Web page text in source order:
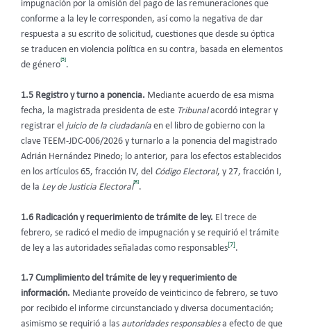
impugnación por la omisión del pago de las remuneraciones que
conforme a la ley le corresponden, así como la negativa de dar
respuesta a su escrito de solicitud, cuestiones que desde su óptica
se traducen en violencia política en su contra, basada en elementos
de género
[5]
.
1.5 Registro y turno a ponencia. Mediante acuerdo de esa misma
fecha, la magistrada presidenta de este Tribunalacordó integrar y
registrar el juicio de la ciudadanía en el libro de gobierno con la
clave TEEM-JDC-006/2026 y turnarlo a la ponencia del magistrado
Adrián Hernández Pinedo; lo anterior, para los efectos establecidos
en los artículos 65, fracción IV, del Código Electoral, y 27, fracción I,
de la Ley de Justicia Electoral
[6]
.
1.6 Radicación y requerimiento de trámite de ley. El trece de
febrero, se radicó el medio de impugnación y se requirió el trámite
de ley a las autoridades señaladas como responsables [7] .
1.7 Cumplimiento del trámite de ley y requerimiento de
información. Mediante proveído de veinticinco de febrero, se tuvo
por recibido el informe circunstanciado y diversa documentación;
asimismo se requirió a las autoridades responsablesa efecto de que